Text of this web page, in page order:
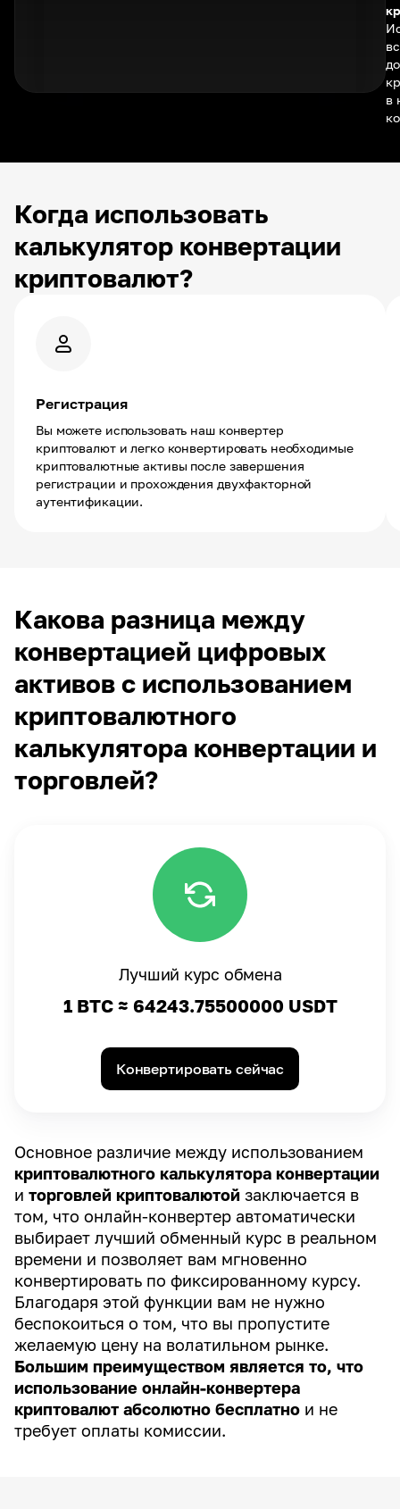
в
Когда использовать
калькулятор конвертации
криптовалют?
Регистрация
Вы можете использовать наш конвертер
криптовалют и легко конвертировать необходимые
криптовалютные активы после завершения
регистрации и прохождения двухфакторной
аутентификации.
Какова разница между
конвертацией цифровых
активов с использованием
криптовалютного
калькулятора конвертации и
торговлей?
Лучший курс обмена
1 BTC ≈ 64243.75500000 USDT
Конвертировать сейчас
Основное различие между использованием
криптовалютного калькулятора конвертации
и торговлей криптовалютой заключается в
том, что онлайн-конвертер автоматически
выбирает лучший обменный курс в реальном
времени и позволяет вам мгновенно
конвертировать по фиксированному курсу.
Благодаря этой функции вам не нужно
беспокоиться о том, что вы пропустите
желаемую цену на волатильном рынке.
Большим преимуществом является то, что
использование онлайн-конвертера
криптовалют абсолютно бесплатно и не
требует оплаты комиссии.